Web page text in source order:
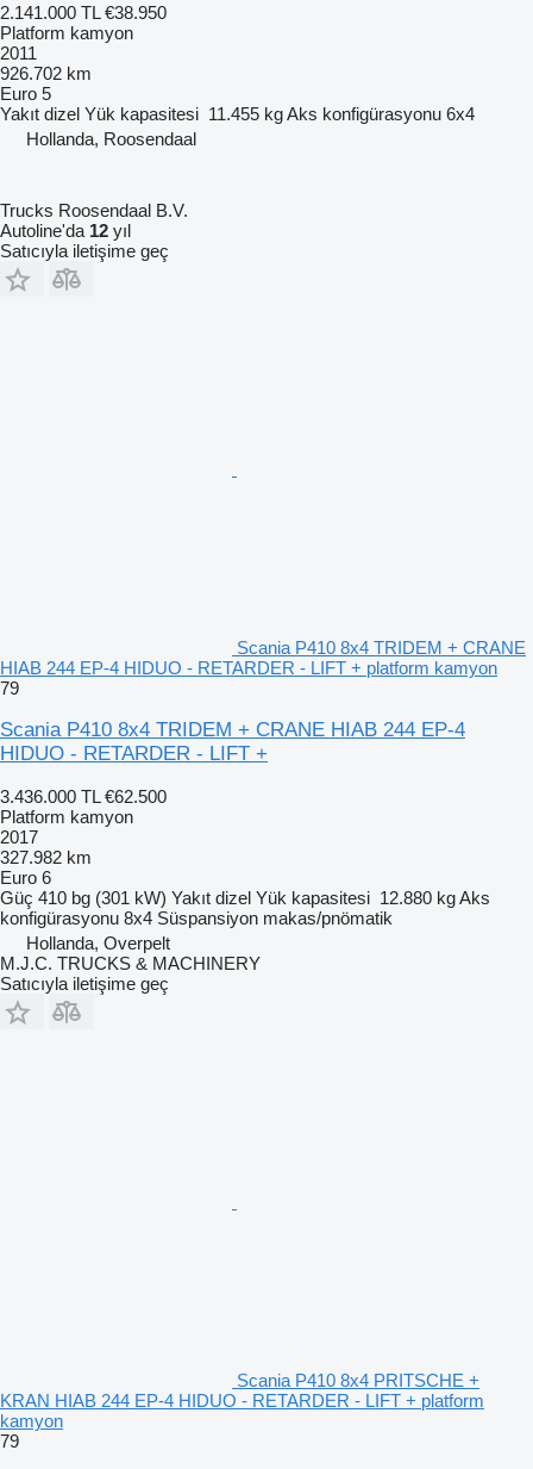
2.141.000 TL €38.950
Platform kamyon
2011
926.702 km
Euro 5
Yakıt dizel Yük kapasitesi 11.455 kgAks konfigürasyonu 6x4
Hollanda, Roosendaal
Trucks Roosendaal B.V.
Autoline'da 12 yıl
Satıcıyla iletişime geç
Scania P410 8x4 TRIDEM + CRANE
HIAB 244 EP-4 HIDUO - RETARDER - LIFT + platform kamyon
79
Scania P410 8x4 TRIDEM + CRANE HIAB 244 EP-4
HIDUO - RETARDER - LIFT +
3.436.000 TL €62.500
Platform kamyon
2017
327.982 km
Euro 6
Güç 410 bg (301 kW) Yakıt dizel Yük kapasitesi 12.880 kgAks
konfigürasyonu 8x4 Süspansiyon makas/pnömatik
Hollanda, Overpelt
M.J.C. TRUCKS & MACHINERY
Satıcıyla iletişime geç
Scania P410 8x4 PRITSCHE +
KRAN HIAB 244 EP-4 HIDUO - RETARDER - LIFT + platform
kamyon
79